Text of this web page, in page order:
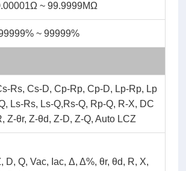
~ 99.9999MΩ
~ 99999%
Rs, Cs-D, Cp-Rp, Cp-D, Lp-Rp, Lp
Ls-Rs, Ls-Q,Rs-Q, Rp-Q, R-X, DC
Z-θr, Z-θd, Z-D, Z-Q, Auto LCZ
D, Q, Vac, Iac, Δ, Δ%, θr, θd, R, X,